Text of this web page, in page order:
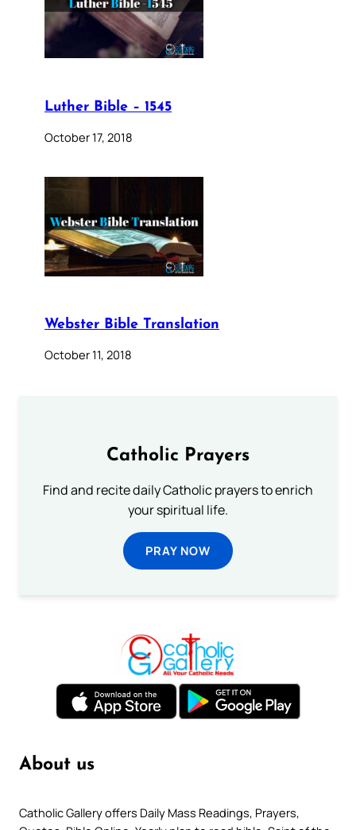
Luther Bible – 1545
October 17, 2018
Webster Bible Translation
October 11, 2018
Catholic Prayers
Find and recite daily Catholic prayers to enrich
your spiritual life.
PRAY NOW
About us
Catholic Gallery offers Daily Mass Readings, Prayers,